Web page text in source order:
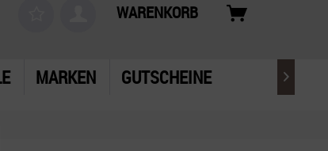
WARENKORB
MARKEN GUTSCHEINE 